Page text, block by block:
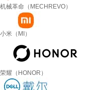
机械革命（MECHREVO）
小米（MI）
荣耀（HONOR）